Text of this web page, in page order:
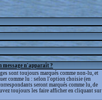
message n'apparaît ?
sont toujours marqués comme non-lu, et
comme lu : selon l'option choisie (en
seront marqués comme lu, de
toujours les faire afficher en cliquant sur